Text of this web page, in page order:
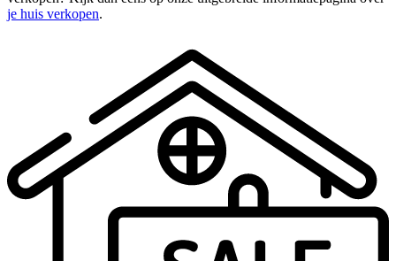
je huis verkopen.